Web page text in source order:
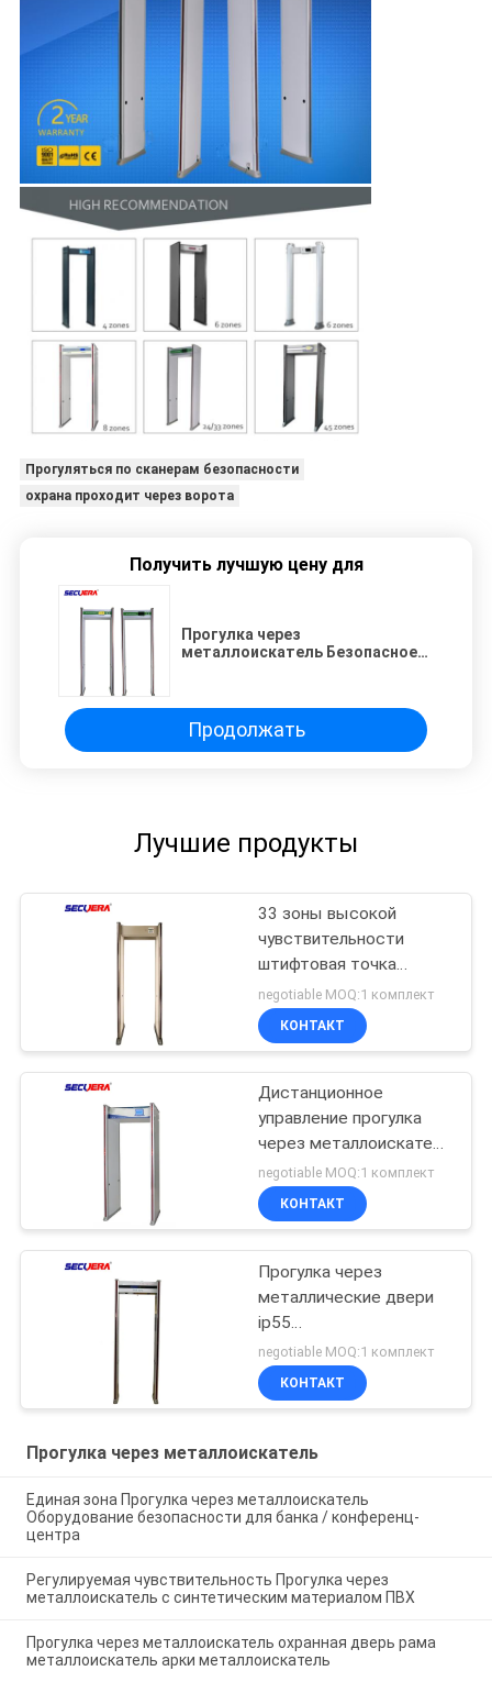
Прогуляться по сканерам безопасности
охрана проходит через ворота
Получить лучшую цену для
Прогулка через
металлоискатель Безопасное
металлоискатель дверь
Продолжать
Лучшие продукты
33 зоны высокой
чувствительности
штифтовая точка
прогулка через
детектор металлов
PD6500i для проверки
negotiable MOQ:1 комплект
КОНТАКТ
Дистанционное
управление прогулка
через металлоискатель
8 зон с CCTV камеры
220V / AC
negotiable MOQ:1 комплект
КОНТАКТ
Прогулка через
металлические двери
ip55
водонепроницаемый
рамочный детектор
охранные ворота
/33 зоны
negotiable MOQ:1 комплект
КОНТАКТ
Прогулка через металлоискатель
Единая зона Прогулка через металлоискатель
Оборудование безопасности для банка / конференц-
центра
Регулируемая чувствительность Прогулка через
металлоискатель с синтетическим материалом ПВХ
Прогулка через металлоискатель охранная дверь рама
металлоискатель арки металлоискатель